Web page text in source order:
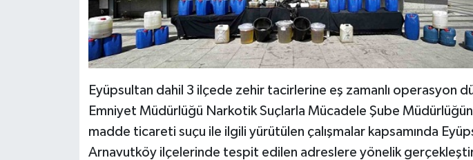
Eyüpsultan dahil 3 ilçede zehir tacirlerine eş zamanlı operasyon
Emniyet Müdürlüğü Narkotik Suçlarla Mücadele Şube
madde ticareti suçu ile ilgili yürütülen çalışmalar kapsamında
Arnavutköy ilçelerinde tespit edilen adreslere yönelik